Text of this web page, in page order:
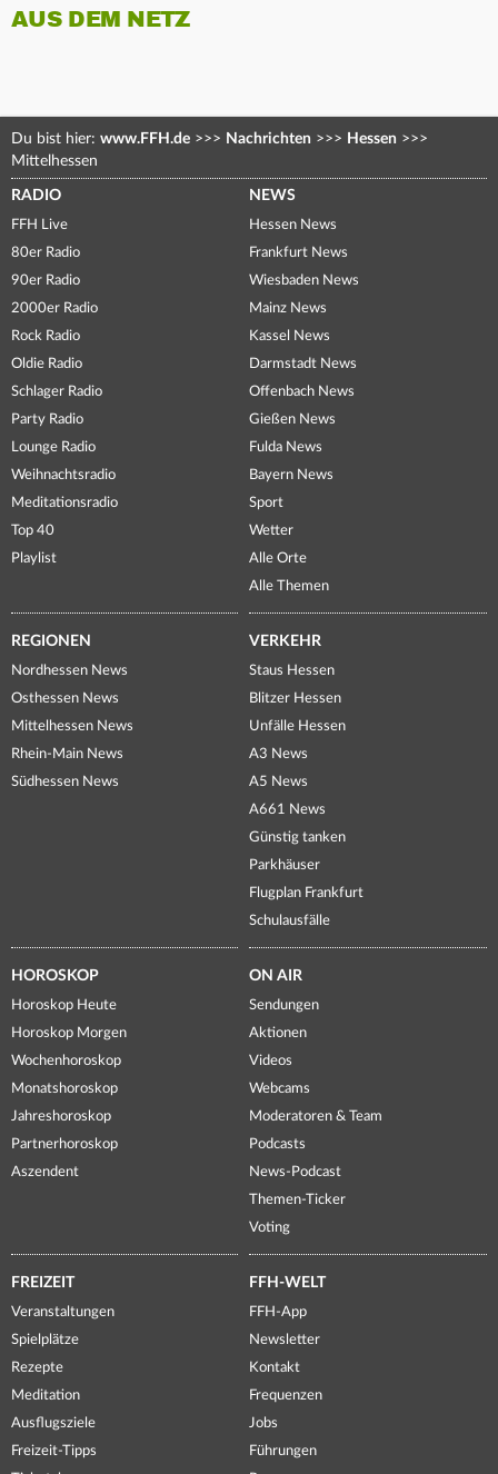
AUS DEM NETZ
Du bist hier: www.FFH.de >>> Nachrichten >>> Hessen >>>
Mittelhessen
RADIO
FFH Live
80er Radio
90er Radio
2000er Radio
Rock Radio
Oldie Radio
Schlager Radio
Party Radio
Lounge Radio
Weihnachtsradio
Meditationsradio
Top 40
Playlist
NEWS
Hessen News
Frankfurt News
Wiesbaden News
Mainz News
Kassel News
Darmstadt News
Offenbach News
Gießen News
Fulda News
Bayern News
Sport
Wetter
Alle Orte
Alle Themen
REGIONEN
Nordhessen News
Osthessen News
Mittelhessen News
Rhein-Main News
Südhessen News
VERKEHR
Staus Hessen
Blitzer Hessen
Unfälle Hessen
A3 News
A5 News
A661 News
Günstig tanken
Parkhäuser
Flugplan Frankfurt
Schulausfälle
HOROSKOP
Horoskop Heute
Horoskop Morgen
Wochenhoroskop
Monatshoroskop
Jahreshoroskop
Partnerhoroskop
Aszendent
ON AIR
Sendungen
Aktionen
Videos
Webcams
Moderatoren & Team
Podcasts
News-Podcast
Themen-Ticker
Voting
FREIZEIT
Veranstaltungen
Spielplätze
Rezepte
Meditation
Ausflugsziele
Freizeit-Tipps
FFH-WELT
FFH-App
Newsletter
Kontakt
Frequenzen
Jobs
Führungen